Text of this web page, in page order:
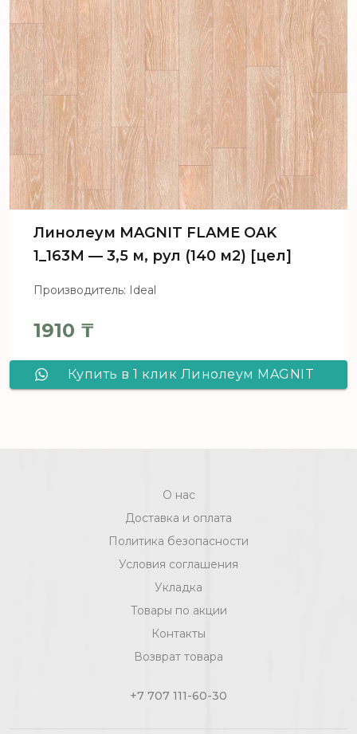
Линолеум MAGNIT FLAME OAK
1_163M — 3,5 м, рул (140 м2) [цел]
Производитель: Ideal
1910 ₸
Купить в 1 клик Линолеум MAGNIT
О нас
Доставка и оплата
Политика безопасности
Условия соглашения
Укладка
Товары по акции
Контакты
Возврат товара
+7 707 111-60-30